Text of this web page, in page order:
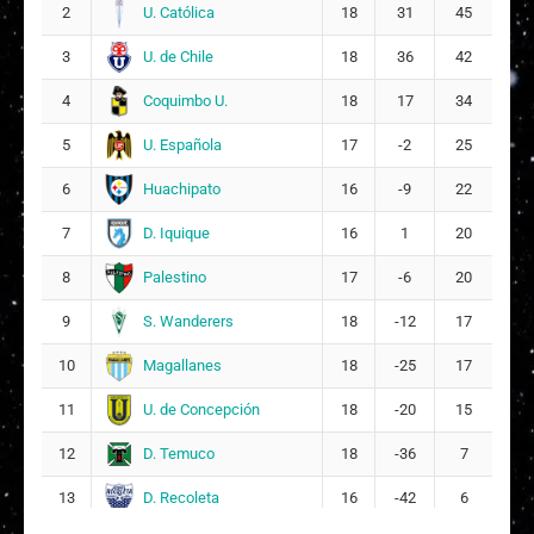
15
3
19
Geraldine Solange Mardones Velásquez
17
Nicole Alejandra Carter Galloso
20
25 Anaís Alexandra Álvarez Portilla
2 U. Católica 18 31 45
3 U. de Chile 18 36 42
4 Coquimbo U. 18 17 34
5 U. Española 17 -2 25
6 Huachipato 16 -9 22
7 D. Iquique 16 1 20
8 Palestino 17 -6 20
9 S. Wanderers 18 -12 17
10 Magallanes 18 -25 17
11 U. de Concepción 18 -20 15
12 D. Temuco 18 -36 7
13 D. Recoleta 16 -42 6